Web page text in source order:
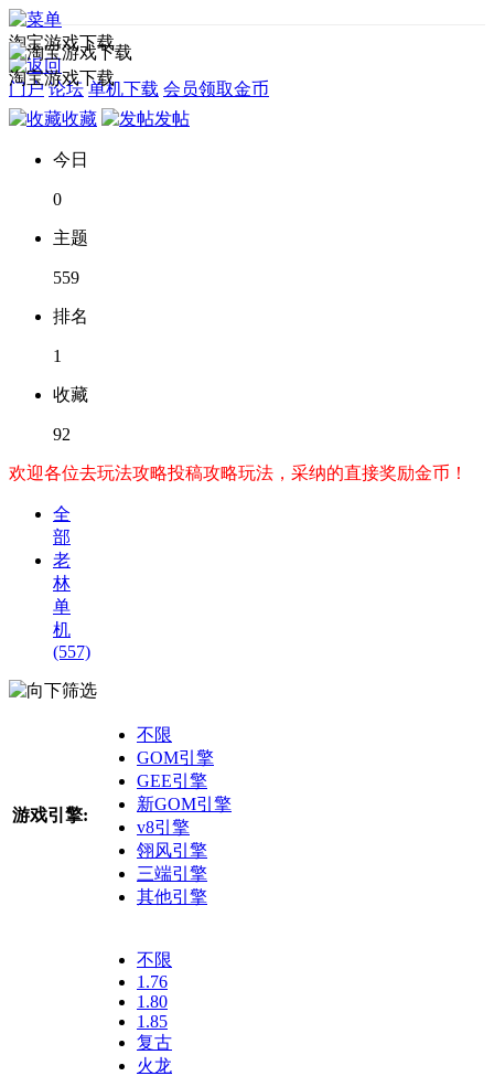
淘宝游戏下载
门户 论坛 单机下载 会员领取金币
淘宝游戏下载
收藏 发帖
今日
0
主题
559
排名
1
收藏
92
欢迎各位去玩法攻略投稿攻略玩法，采纳的直接奖励金币！
全
部
老
林
单
机
(557)
筛选
游戏引擎:
不限
GOM引擎
GEE引擎
新GOM引擎
v8引擎
翎风引擎
三端引擎
其他引擎
不限
1.76
1.80
1.85
复古
火龙